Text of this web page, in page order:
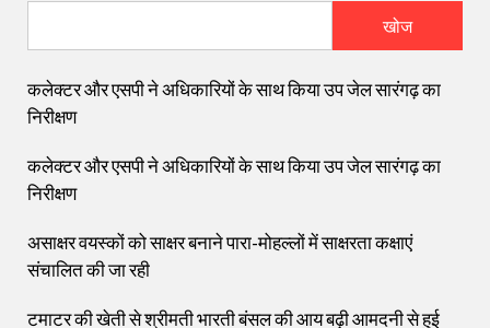
खोज
कलेक्टर और एसपी ने अधिकारियों के साथ किया उप जेल सारंगढ़ का
निरीक्षण
कलेक्टर और एसपी ने अधिकारियों के साथ किया उप जेल सारंगढ़ का
निरीक्षण
असाक्षर वयस्कों को साक्षर बनाने पारा-मोहल्लों में साक्षरता कक्षाएं
संचालित की जा रही
टमाटर की खेती से श्रीमती भारती बंसल की आय बढ़ी आमदनी से हुई